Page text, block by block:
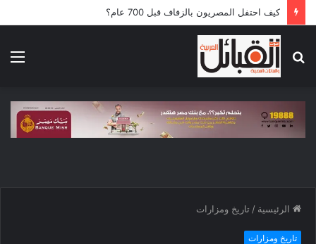
كيف احتفل المصريون بالزفاف قبل 700 عام؟
عن
الرئيسية / تاريخ ومزارات
تاريخ ومزارات